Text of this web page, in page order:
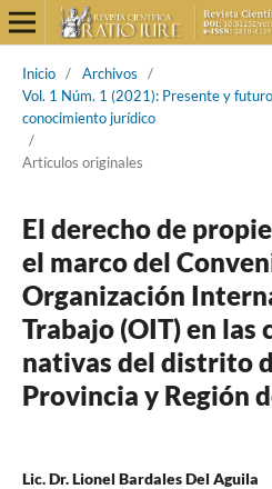
Inicio / Archivos
/
Vol. 1 Núm. 1 (2021): Presente y
conocimiento jurídico
/
Artículos originales
El derecho de
el marco del
Organización
Trabajo (OIT) en las
nativas del distrito
Provincia y Región
Lic. Dr. Lionel Bardales Del Aguila